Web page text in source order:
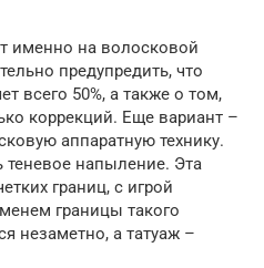
именно на волосковой
предупредить, что
всего 50%, а также о том,
коррекций. Еще вариант –
аппаратную технику.
теневое напыление. Эта
границ, с игрой
границы такого
незаметно, а татуаж –